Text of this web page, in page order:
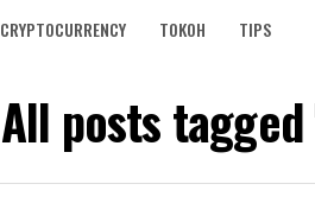
CRYPTOCURRENCY TOKOH TIPS
All posts